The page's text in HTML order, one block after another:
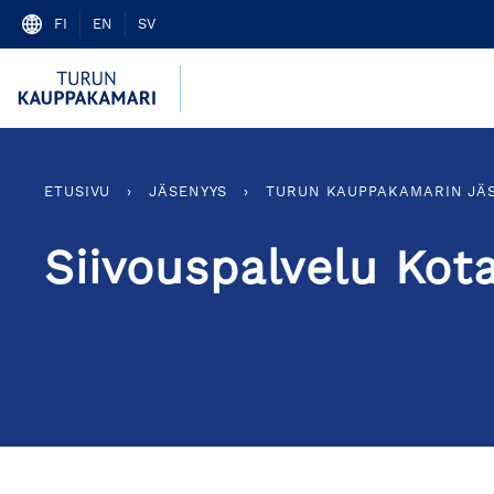
Skip
FI EN SV
ETUSIVU › JÄSENYYS › TURUN KAUPPAKAMARIN
Siivouspalvelu